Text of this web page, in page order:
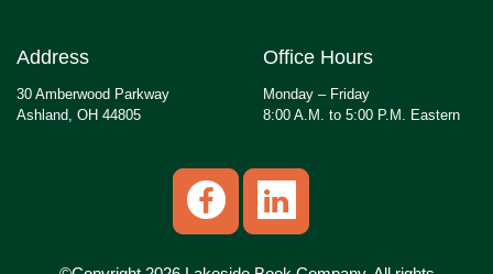
Address
30 Amberwood Parkway
Ashland, OH 44805
Office Hours
Monday – Friday
8:00 A.M. to 5:00 P.M. Eastern